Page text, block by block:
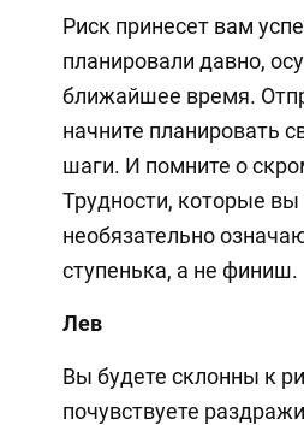
Риск принесет вам
планировали давно,
ближайшее время.
начните планировать
шаги. И помните о
Трудности, которые вы
необязательно
ступенька, а не финиш.
Лев
Вы будете склонны к
почувствуете